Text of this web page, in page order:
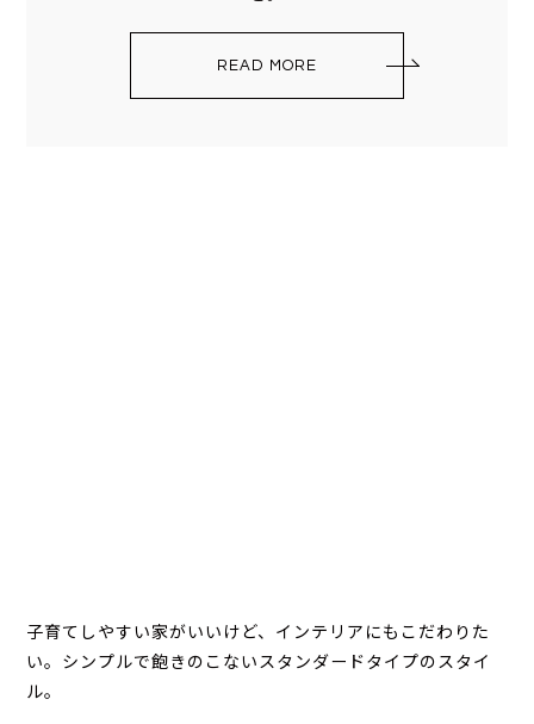
READ MORE
子育てしやすい家がいいけど、インテリアにもこだわりた
い。シンプルで飽きのこないスタンダードタイプのスタイ
ル。